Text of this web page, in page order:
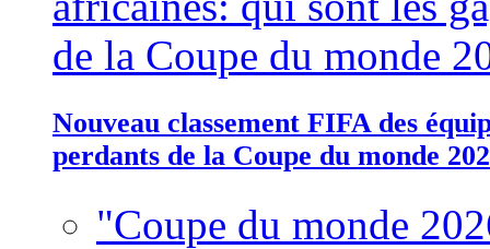
Nouveau classement FIFA des
perdants de la Coupe du monde
"Coupe du monde